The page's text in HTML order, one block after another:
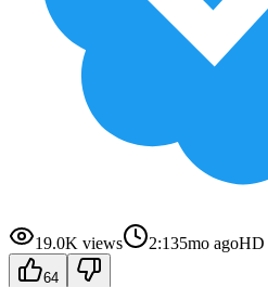
19.0K views 2:135mo agoHD
64